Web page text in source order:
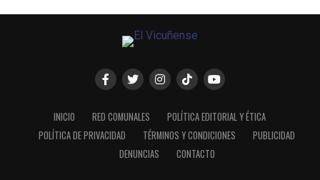
INICIO RED COMUNALES
POLÍTICA EDITORIAL Y ÉTICA
POLÍTICA DE PRIVACIDAD
TÉRMINOS Y CONDICIONES
PUBLICIDAD
DENUNCIAS
CONTACTO